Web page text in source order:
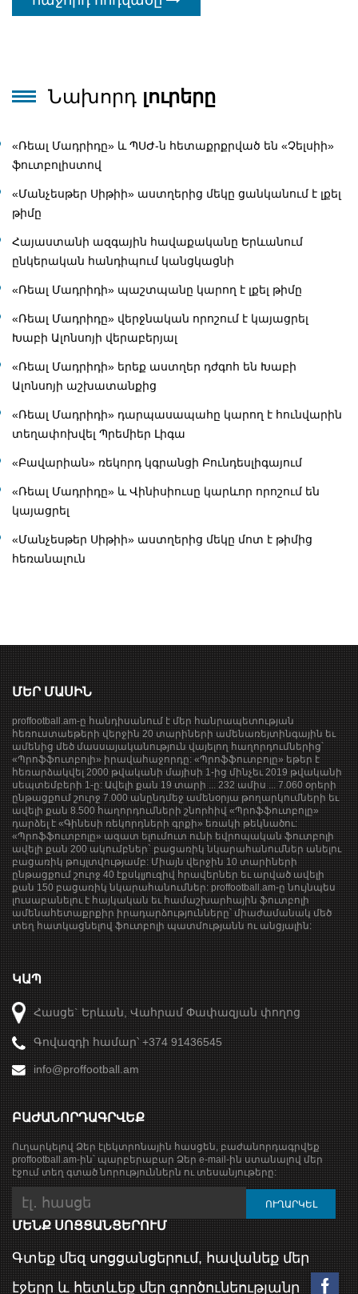
Նախորդ լուրերը
«Ռեալ Մադրիդը» և ՊՍԺ-ն հետաքրքրված են «Չելսիի»
ֆուտբոլիստով
«Մանչեսթեր Սիթիի» աստղերից մեկը ցանկանում է լքել
թիմը
Հայաստանի ազգային հավաքականը Երևանում
ընկերական հանդիպում կանցկացնի
«Ռեալ Մադրիդի» պաշտպանը կարող է լքել թիմը
«Ռեալ Մադրիդը» վերջնական որոշում է կայացրել
Խաբի Ալոնսոյի վերաբերյալ
«Ռեալ Մադրիդի» երեք աստղեր դժգոհ են Խաբի
Ալոնսոյի աշխատանքից
«Ռեալ Մադրիդի» դարպասապահը կարող է հունվարին
տեղափոխվել Պրեմիեր Լիգա
«Բավարիան» ռեկորդ կգրանցի Բունդեսլիգայում
«Ռեալ Մադրիդը» և Վինիսիուսը կարևոր որոշում են
կայացրել
«Մանչեսթեր Սիթիի» աստղերից մեկը մոտ է թիմից
հեռանալուն
ՄԵՐ ՄԱՍԻՆ
proffootball.am-ը հանդիսանում է մեր հանրապետության
հեռուստաեթերի վերջին 20 տարիների ամենառեյտինգային եւ
ամենից մեծ մասսայականություն վայելող հաղորդումներից՝
«Պրոֆֆուտբոլի» իրավահաջորդը: «Պրոֆֆուտբոլը» եթեր է
հեռարձակվել 2000 թվականի մայիսի 1-ից մինչեւ 2019 թվականի
սեպտեմբերի 1-ը: Ավելի քան 19 տարի ... 232 ամիս ... 7.060 օրերի
ընթացքում շուրջ 7.000 անընդմեջ ամենօրյա թողարկումների եւ
ավելի քան 8.500 հաղորդումների շնորհիվ «Պրոֆֆուտբոլը»
դարձել է «Գինեսի ռեկորդների գրքի» եռակի թեկնածու:
«Պրոֆֆուտբոլը» ազատ ելումուտ ունի եվրոպական ֆուտբոլի
ավելի քան 200 ակումբներ` բացառիկ նկարահանումներ անելու
բացառիկ թույլտվությամբ: Միայն վերջին 10 տարիների
ընթացքում շուրջ 40 էքսկլյուզիվ հրավերներ եւ արված ավելի
քան 150 բացառիկ նկարահանումներ: proffootball.am-ը նույնպես
լուսաբանելու է հայկական եւ համաշխարհային ֆուտբոլի
ամենահետաքրքիր իրադարձությունները՝ միաժամանակ մեծ
տեղ հատկացնելով ֆուտբոլի պատմությանն ու անցյալին:
ԿԱՊ
Հասցե` Երևան, Վահրամ Փափազյան փողոց
Գովազդի համար՝ +374 91436545
info@proffootball.am
ԲԱԺԱՆՈՐԴԱԳՐՎԵՔ
Ուղարկելով Ձեր էլեկտրոնային հասցեն, բաժանորդագրվեք
proffootball.am-ին՝ պարբերաբար Ձեր e-mail-ին ստանալով մեր
էջում տեղ գտած նորություններն ու տեսանյութերը:
ՄԵՆՔ ՍՈՑՑԱՆՑԵՐՈՒՄ
Գտեք մեզ սոցցանցերում, հավանեք մեր
էջերը և հետևեք մեր գործունեությանը